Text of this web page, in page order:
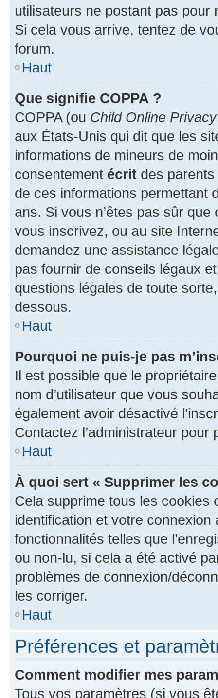
utilisateurs ne postant pas pour
Si cela vous arrive, tentez de
forum.
Haut
Que signifie COPPA ?
COPPA (ou Child Online
aux États-Unis qui dit que les
informations de mineurs de
consentement écrit des parents
de ces informations permettant
ans. Si vous n’êtes pas sûr
vous inscrivez, ou au site
demandez une assistance
pas fournir de conseils légaux
questions légales de toute
dessous.
Haut
Pourquoi ne puis-je pas
Il est possible que le
nom d’utilisateur que vous
également avoir désactivé
Contactez l’administrateur
Haut
À quoi sert « Supprimer les
Cela supprime tous les cookies
identification et votre
fonctionnalités telles que
ou non-lu, si cela a été activé
problèmes de connexion/
les corriger.
Haut
Préférences et
Comment modifier mes
Tous vos paramètres (si vous